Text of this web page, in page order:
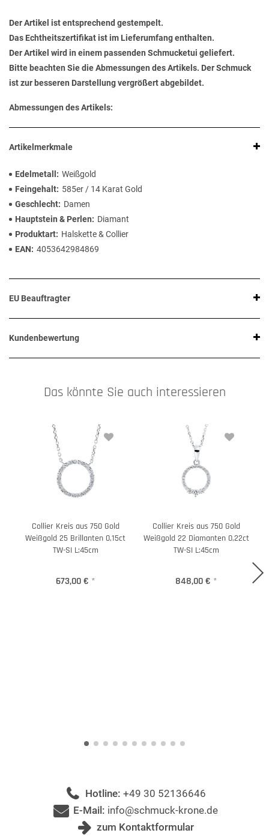
Der Artikel ist entsprechend gestempelt.
Das Echtheitszertifikat ist im Lieferumfang enthalten.
Der Artikel wird in einem passenden Schmucketui geliefert.
Bitte beachten Sie die Abmessungen des Artikels. Der Schmuck
ist zur besseren Darstellung vergrößert abgebildet.
Abmessungen des Artikels:
Artikelmerkmale
Edelmetall
Weißgold
Feingehalt
585er / 14 Karat Gold
Geschlecht
Damen
Hauptstein & Perlen
Diamant
Produktart
Halskette & Collier
EAN
4053642984869
EU Beauftragter
Kundenbewertung
Das könnte Sie auch interessieren
Collier Kreis aus 750 Gold
Weißgold 25 Brillanten 0,15ct
TW-SI L:45cm
673,00 € *
Collier Kreis aus 750 Gold
Weißgold 22 Diamanten 0,22ct
TW-SI L:45cm
848,00 € *
Hotline: +49 30 52136646
E-Mail: info@schmuck-krone.de
zum Kontaktformular